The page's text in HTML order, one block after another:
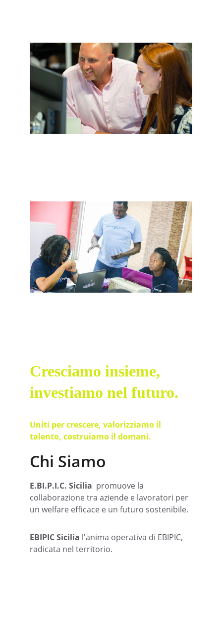
Cresciamo insieme,
investiamo nel futuro.
Uniti per crescere, valorizziamo il
talento, costruiamo il domani.
Chi Siamo
E.BI.P.I.C. Sicilia promuove la
collaborazione tra aziende e lavoratori per
un welfare efficace e un futuro sostenibile.
EBIPIC Sicilia l'anima operativa di EBIPIC,
radicata nel territorio.